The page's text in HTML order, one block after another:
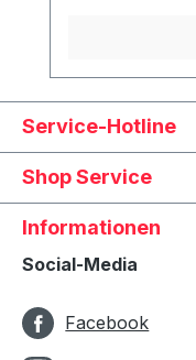
Service-Hotline
Shop Service
Informationen
Social-Media
Facebook